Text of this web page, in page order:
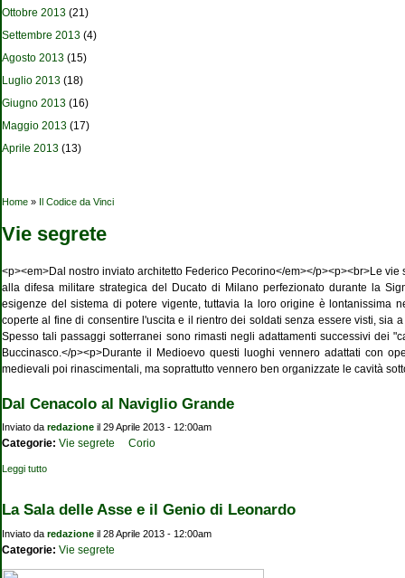
Ottobre 2013 (21)
Settembre 2013 (4)
Agosto 2013 (15)
Luglio 2013 (18)
Giugno 2013 (16)
Maggio 2013 (17)
Aprile 2013 (13)
Tu sei qui
Home » Il Codice da Vinci
Vie segrete
<p><em>Dal nostro inviato architetto Federico Pecorino</em></p><p><br>Le
alla difesa militare strategica del Ducato di Milano perfezionato durante la
esigenze del sistema di potere vigente, tuttavia la loro origine è lontanissima
coperte al fine di consentire l'uscita e il rientro dei soldati senza essere visti,
Spesso tali passaggi sotterranei sono rimasti negli adattamenti successivi dei
Buccinasco.</p><p>Durante il Medioevo questi luoghi vennero adattati con
medievali poi rinascimentali, ma soprattutto vennero ben organizzate le cavità
Dal Cenacolo al Naviglio Grande
Inviato da redazione il 29 Aprile 2013 - 12:00am
Categorie: Vie segrete Corio
Leggi tutto
La Sala delle Asse e il Genio di Leonardo
Inviato da redazione il 28 Aprile 2013 - 12:00am
Categorie: Vie segrete